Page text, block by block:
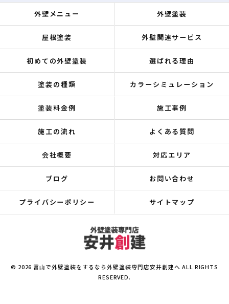
外壁メニュー 外壁塗装
屋根塗装 外壁関連サービス
初めての外壁塗装 選ばれる理由
塗装の種類 カラーシミュレーション
塗装料金例 施工事例
施工の流れ よくある質問
会社概要 対応エリア
ブログ お問い合わせ
プライバシーポリシー サイトマップ
© 2026 富山で外壁塗装をするなら外壁塗装専門店安井創建へ ALL RIGHTS
RESERVED.